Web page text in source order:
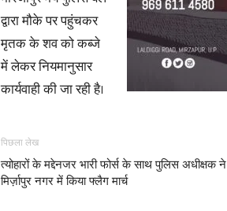
द्वारा मौके पर पहुंचकर
मृतक के शव को कब्जे
में लेकर नियमानुसार
कार्यवाही की जा रही है।
पिछला लेख
त्योहारों के मद्देनजर भारी फोर्स के साथ पुलिस अधीक्षक ने
मिर्ज़ापुर नगर में किया फ्लैग मार्च